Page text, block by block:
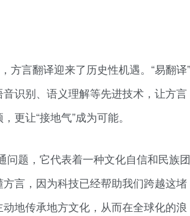
方言翻译迎来了历史性机遇。“易翻译”
识别、语义理解等先进技术，让方言
更让“接地气”成为可能。
问题，它代表着一种文化自信和民族团
言，因为科技已经帮助我们跨越这堵
地传承地方文化，从而在全球化的浪